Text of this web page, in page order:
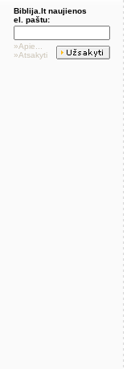
Biblija.lt naujienos
el. paštu:
»Apie...
»Atsakyti